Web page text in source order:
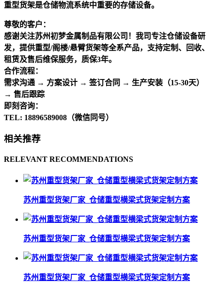
重型货架是仓储物流系统中重要的存储设备。
尊敬的客户：
感谢关注苏州初梦金属制品有限公司！我司专注仓储设备研
发，提供重型/阁楼/悬臂货架等全系产品，支持定制、回收、
租赁及售后维保服务，质保3年。
合作流程：
需求沟通 → 方案设计 → 签订合同 → 生产安装（15-30天）
→ 售后跟踪
即刻咨询：
TEL: 18896589008（微信同号）
相关推荐
RELEVANT RECOMMENDATIONS
苏州重型货架厂家_仓储重型横梁式货架定制方案
苏州重型货架厂家_仓储重型横梁式货架定制方案
苏州重型货架厂家_仓储重型横梁式货架定制方案